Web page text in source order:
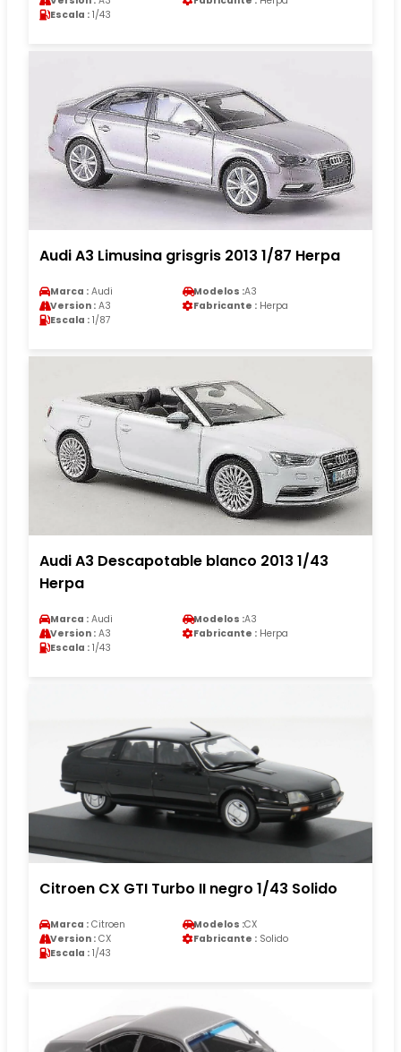
Escala : 1/43
Audi A3 Limusina grisgris 2013 1/87 Herpa
Marca : Audi Modelos :A3
Version : A3 Fabricante : Herpa
Escala : 1/87
Audi A3 Descapotable blanco 2013 1/43
Herpa
Marca : Audi Modelos :A3
Version : A3 Fabricante : Herpa
Escala : 1/43
Citroen CX GTI Turbo II negro 1/43 Solido
Marca : Citroen Modelos :CX
Version : CX Fabricante : Solido
Escala : 1/43